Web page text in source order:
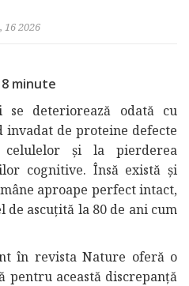
16 2026
minute
se deteriorează odată cu
de proteine defecte
și la pierderea
cognitive. Însă există și
aproape perfect intact,
ascuțită la 80 de ani cum
în revista Nature oferă o
pentru această discrepanță